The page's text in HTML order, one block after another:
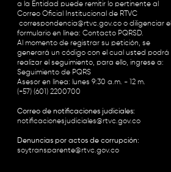
a la Entidad puede remitir lo pertinente al
Correo Oficial Institucional de RTVC
correspondencia@rtvc.gov.co o diligenciar el
formulario en línea: Contacto PQRSD.
Al momento de registrar su petición, se
generará un código con el cual usted podrá
realizar el seguimiento, para ello, ingrese a:
Seguimiento de PQRS
Asesor en línea: lunes 9:30 a.m. - 12 m.
(+57) (601) 2200700
Correo de notificaciones judiciales:
notificacionesjudiciales@rtvc.gov.co
Denuncias por actos de corrupción:
soytransparente@rtvc.gov.co